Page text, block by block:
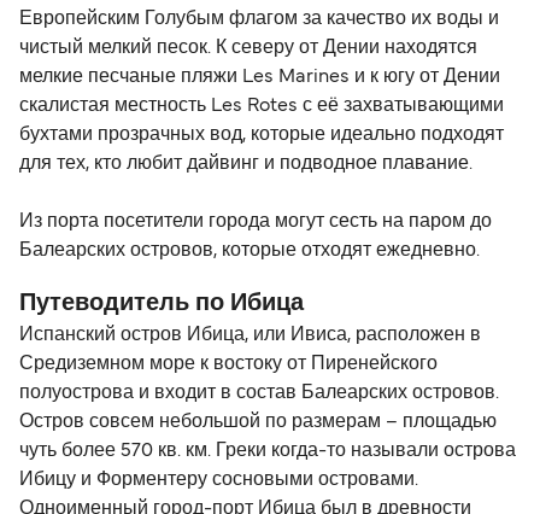
Европейским Голубым флагом за качество их воды и
чистый мелкий песок. К северу от Дении находятся
мелкие песчаные пляжи Les Marines и к югу от Дении
скалистая местность Les Rotes с её захватывающими
бухтами прозрачных вод, которые идеально подходят
для тех, кто любит дайвинг и подводное плавание.
Из порта посетители города могут сесть на паром до
Балеарских островов, которые отходят ежедневно.
Путеводитель по Ибица
Испанский остров Ибица, или Ивиса, расположен в
Средиземном море к востоку от Пиренейского
полуострова и входит в состав Балеарских островов.
Остров совсем небольшой по размерам – площадью
чуть более 570 кв. км. Греки когда-то называли острова
Ибицу и Форментеру сосновыми островами.
Одноименный город-порт Ибица был в древности